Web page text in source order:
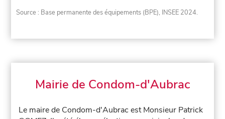
Source : Base permanente des équipements (BPE), INSEE 2024.
Mairie de Condom-d'Aubrac
Le maire de Condom-d'Aubrac est Monsieur Patrick